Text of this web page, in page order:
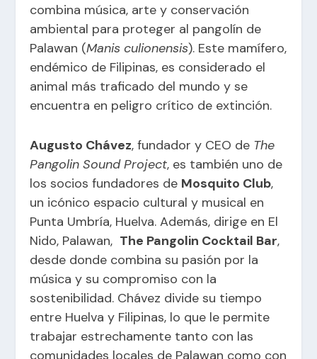
combina música, arte y conservación
ambiental para proteger al pangolín de
Palawan (Manis culionensis). Este mamífero,
endémico de Filipinas, es considerado el
animal más traficado del mundo y se
encuentra en peligro crítico de extinción.
Augusto Chávez, fundador y CEO de The
Pangolin Sound Project, es también uno de
los socios fundadores de Mosquito Club,
un icónico espacio cultural y musical en
Punta Umbría, Huelva. Además, dirige en El
Nido, Palawan, The Pangolin Cocktail Bar,
desde donde combina su pasión por la
música y su compromiso con la
sostenibilidad. Chávez divide su tiempo
entre Huelva y Filipinas, lo que le permite
trabajar estrechamente tanto con las
comunidades locales de Palawan como con